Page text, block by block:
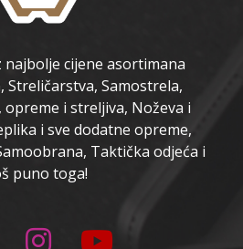
najbolje cijene asortimana
Streličarstva, Samostrela,
i streljiva, Noževa i
i sve dodatne opreme,
Taktička odjeća i
puno toga!